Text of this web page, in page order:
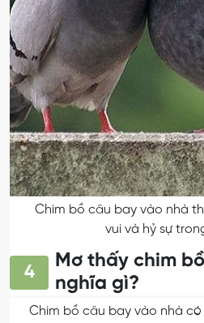
Chim bồ câu bay vào nhà
vui và hỷ sự
4
Mơ thấy chim
nghĩa gì?
Chim bồ câu bay vào nhà